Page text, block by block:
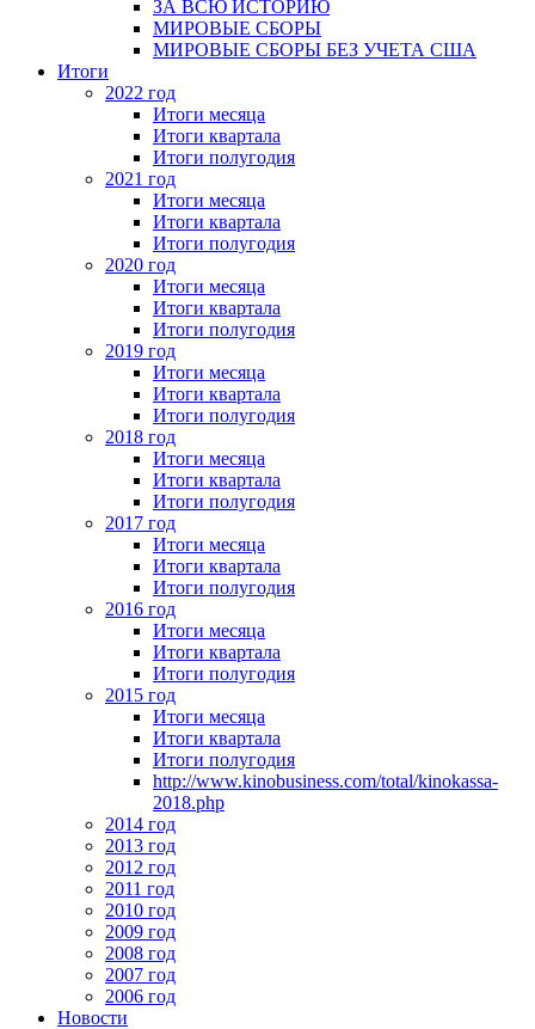
ЗА ВСЮ ИСТОРИЮ
МИРОВЫЕ СБОРЫ
МИРОВЫЕ СБОРЫ БЕЗ УЧЕТА США
Итоги
2022 год
Итоги месяца
Итоги квартала
Итоги полугодия
2021 год
Итоги месяца
Итоги квартала
Итоги полугодия
2020 год
Итоги месяца
Итоги квартала
Итоги полугодия
2019 год
Итоги месяца
Итоги квартала
Итоги полугодия
2018 год
Итоги месяца
Итоги квартала
Итоги полугодия
2017 год
Итоги месяца
Итоги квартала
Итоги полугодия
2016 год
Итоги месяца
Итоги квартала
Итоги полугодия
2015 год
Итоги месяца
Итоги квартала
Итоги полугодия
http://www.kinobusiness.com/total/kinokassa-
2018.php
2014 год
2013 год
2012 год
2011 год
2010 год
2009 год
2008 год
2007 год
2006 год
Новости